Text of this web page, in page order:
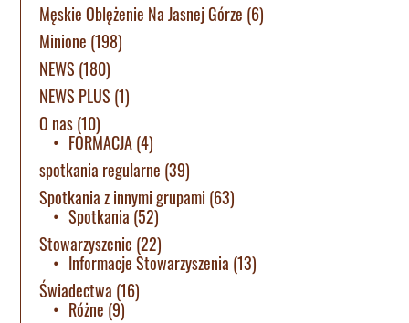
Męskie Oblężenie Na Jasnej Górze (6)
Minione (198)
NEWS (180)
NEWS PLUS (1)
O nas(10)
FORMACJA(4)
spotkania regularne (39)
Spotkania z innymi grupami (63)
Spotkania (52)
Stowarzyszenie (22)
Informacje Stowarzyszenia (13)
Świadectwa (16)
Różne (9)